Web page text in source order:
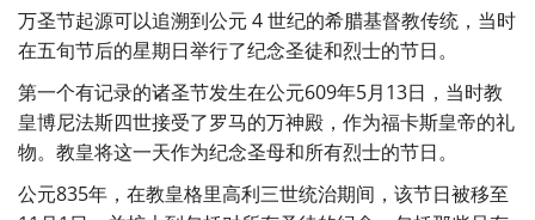
万圣节起源可以追溯到公元 4 世纪的希腊基督教传统，当时
在五旬节后的星期日举行了纪念圣徒和烈士的节日。
第一个有记录的诸圣节发生在公元609年5月13日，当时教
皇博尼法斯四世接受了罗马的万神殿，作为福卡斯皇帝的礼
物。教皇将这一天作为纪念圣母和所有烈士的节日。
公元835年，在教皇格里高利三世统治期间，该节日被移至